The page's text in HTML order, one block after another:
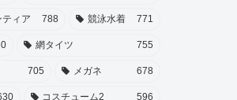
ィア 788 競泳水着 771
網タイツ 755
705 メガネ 678
コスチューム2 596